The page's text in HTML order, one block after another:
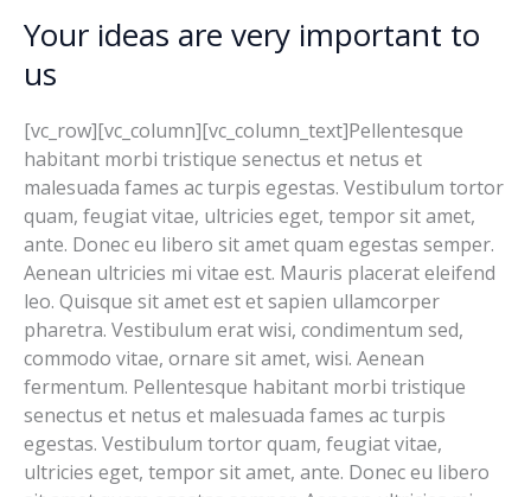
Your ideas are very important to
us
[vc_row][vc_column][vc_column_text]Pellentesque
habitant morbi tristique senectus et netus et
malesuada fames ac turpis egestas. Vestibulum tortor
quam, feugiat vitae, ultricies eget, tempor sit amet,
ante. Donec eu libero sit amet quam egestas semper.
Aenean ultricies mi vitae est. Mauris placerat eleifend
leo. Quisque sit amet est et sapien ullamcorper
pharetra. Vestibulum erat wisi, condimentum sed,
commodo vitae, ornare sit amet, wisi. Aenean
fermentum. Pellentesque habitant morbi tristique
senectus et netus et malesuada fames ac turpis
egestas. Vestibulum tortor quam, feugiat vitae,
ultricies eget, tempor sit amet, ante. Donec eu libero
Your
are
important
to
us